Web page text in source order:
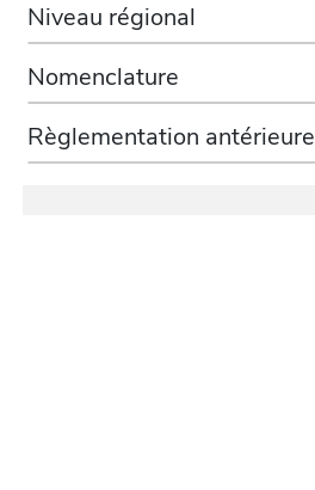
Niveau régional
Nomenclature
Règlementation antérieure